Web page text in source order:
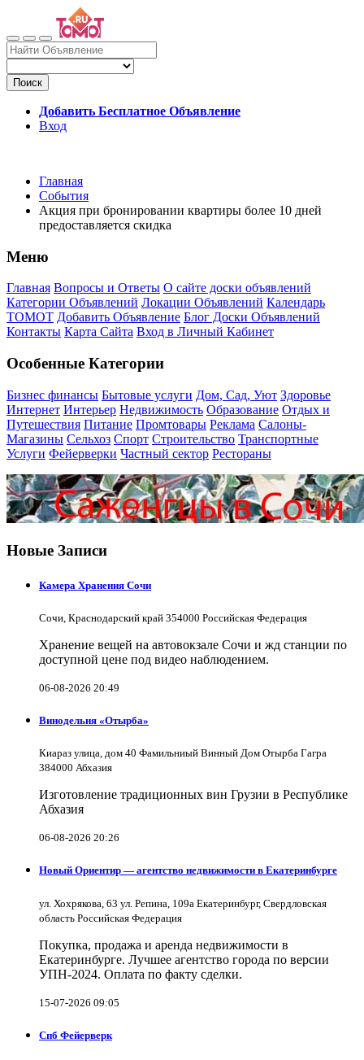
Поиск
Добавить Бесплатное Объявление
Вход
Главная
События
Акция при бронировании квартиры более 10 дней
предоставляется скидка
Меню
Главная Вопросы и Ответы О сайте доски объявлений
Категории Объявлений Локации Объявлений Календарь
ТОМОТ Добавить Объявление Блог Доски Объявлений
Контакты Карта Сайта Вход в Личный Кабинет
Особенные Категории
Бизнес финансы Бытовые услуги Дом, Сад, Уют Здоровье
Интернет Интерьер Недвижимость Образование Отдых и
Путешествия Питание Промтовары Реклама Салоны-
Магазины Сельхоз Спорт Строительство Транспортные
Услуги Фейерверки Частный сектор Рестораны
Новые Записи
Камера Хранения Сочи
Сочи, Краснодарский край 354000 Российская Федерация
Хранение вещей на автовокзале Сочи и жд станции по
доступной цене под видео наблюдением.
06-08-2026 20:49
Винодельня «Отырба»
Киараз улица, дом 40 Фамильниый Винный Дом Отырба Гагра
384000 Абхазия
Изготовление традиционных вин Грузии в Республике
Абхазия
06-08-2026 20:26
Новый Ориентир — агентство недвижимости в Екатеринбурге
ул. Хохрякова, 63 ул. Репина, 109a Екатеринбург, Свердловская
область Российская Федерация
Покупка, продажа и аренда недвижимости в
Екатеринбурге. Лучшее агентство города по версии
УПН-2024. Оплата по факту сделки.
15-07-2026 09:05
Спб Фейерверк